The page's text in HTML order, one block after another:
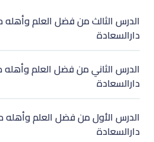
الدرس الثالث من فضل العلم
دارالسعادة
الدرس الثاني من فضل العلم
دارالسعادة
الدرس الأول من فضل العلم وأهله
دارالسعادة